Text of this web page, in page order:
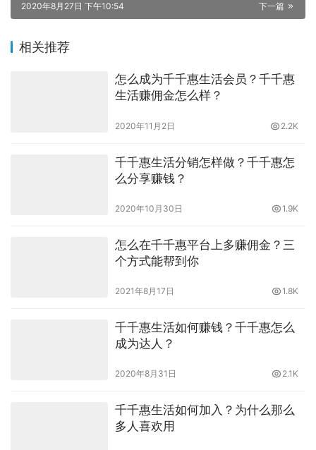
下一篇
2020年8月27日 下午10:54
相关推荐
怎么成为千千惠生活会员？千千惠
生活赚佣金怎么样？
2020年11月2日 2.2K
千千惠生活分销怎样做？千千惠怎
么分享赚钱？
2020年10月30日 1.9K
怎么在千千惠平台上多赚佣金？三
个方式能帮到你
2021年8月17日 1.8K
千千惠生活如何赚钱？千千惠怎么
成为达人？
2020年8月31日 2.1K
千千惠生活如何加入？为什么那么
多人喜欢用